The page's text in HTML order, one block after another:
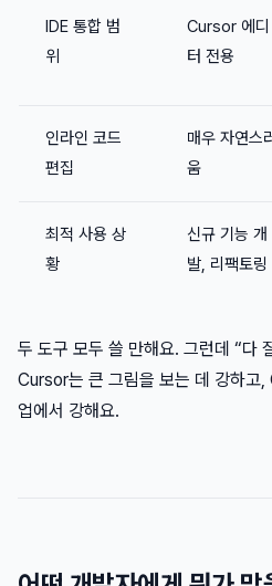
IDE 통합 범
위
Cursor 에디
터 전용
인라인 코드
편집
매우 자연스
움
최적 사용 상
황
신규 기능 개
발, 리팩토링
두 도구 모두 쓸 만해요. 그런데 “다
Cursor는 큰 그림을 보는 데 강하고
업에서 강해요.